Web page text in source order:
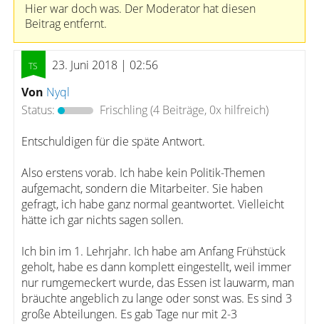
Hier war doch was. Der Moderator hat diesen
Beitrag entfernt.
23. Juni 2018 | 02:56
Von Nyql
Status:
Frischling(4 Beiträge, 0x hilfreich)
Entschuldigen für die späte Antwort.
Also erstens vorab. Ich habe kein Politik-Themen
aufgemacht, sondern die Mitarbeiter. Sie haben
gefragt, ich habe ganz normal geantwortet. Vielleicht
hätte ich gar nichts sagen sollen.
Ich bin im 1. Lehrjahr. Ich habe am Anfang Frühstück
geholt, habe es dann komplett eingestellt, weil immer
nur rumgemeckert wurde, das Essen ist lauwarm, man
bräuchte angeblich zu lange oder sonst was. Es sind 3
große Abteilungen. Es gab Tage nur mit 2-3